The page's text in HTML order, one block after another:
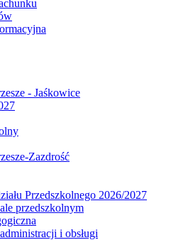
- Jaśkowice
Zazdrość
Przedszkolnego 2026/2027
przedszkolnym
i obsługi